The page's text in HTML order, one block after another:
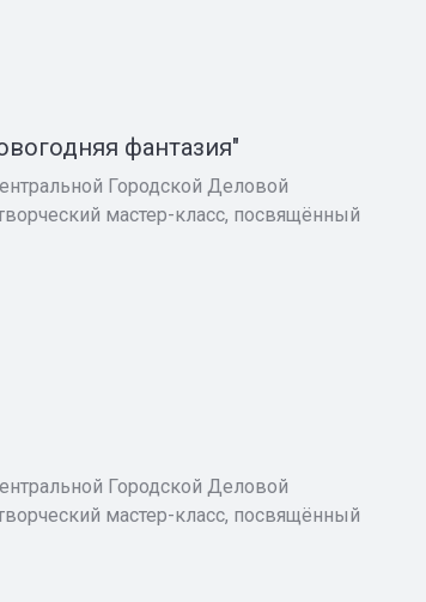
фантазия"
Городской Деловой
мастер-класс, посвящённый
Городской Деловой
мастер-класс, посвящённый